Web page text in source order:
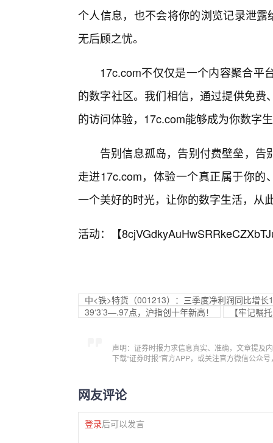
个人信息，也不会将你的浏览记录泄
无后顾之忧。
17c.com不仅仅是一个内容聚合平
的数字社区。我们相信，通过提供免
的访问体验，17c.com能够成为你数字
告别信息孤岛，告别付费壁垒，
走进17c.com，体验一个真正属于你
一个美好的时光，让你的数字生活，从
活动：【
中<铁>特货（001213）：三季度净利润同比增
39‘3’3—.97点，沪指创十年新高！
【牢记嘱
声明：证券时报力求信息真实、准确，文章提及
下载“证券时报”官方APP，或关注官方微信公众
网友评论
登录后可以发言